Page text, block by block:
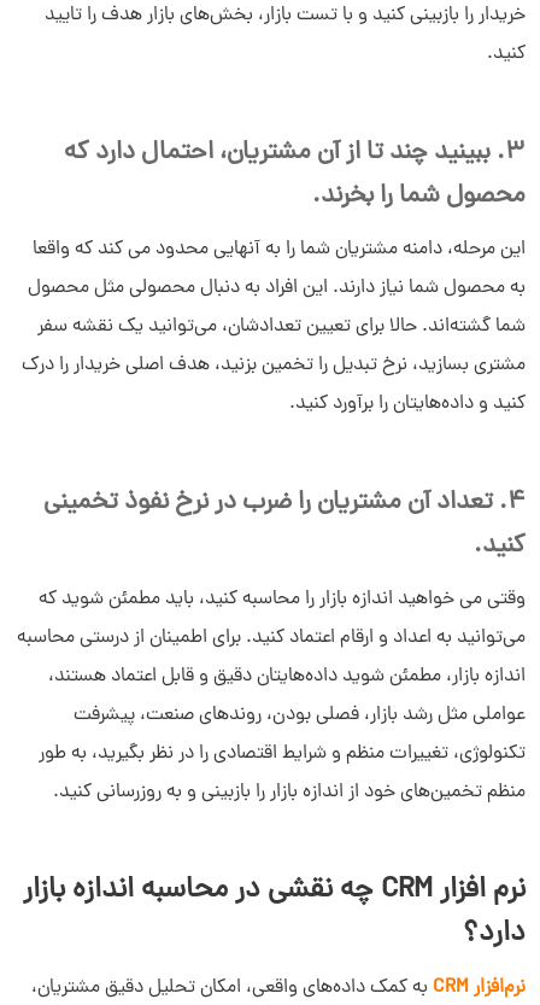
خریدار را بازبینی کنید و با تست بازار، بخش‌های بازار هدف را تایید
کنید.
3. ببینید چند تا از آن مشتریان، احتمال دارد که
محصول شما را بخرند.
این مرحله، دامنه مشتریان شما را به آنهایی محدود می کند که واقعا
به محصول شما نیاز دارند. این افراد به دنبال محصولی مثل محصول
شما گشته‌اند. حالا برای تعیین تعدادشان، می‌توانید یک نقشه سفر
مشتری بسازید، نرخ تبدیل را تخمین بزنید، هدف اصلی خریدار را درک
کنید و داده‌هایتان را برآورد کنید.
4. تعداد آن مشتریان را ضرب در نرخ نفوذ تخمینی
کنید.
وقتی می خواهید اندازه بازار را محاسبه کنید، باید مطمئن شوید که
می‌توانید به اعداد و ارقام اعتماد کنید. برای اطمینان از درستی محاسبه
اندازه بازار، مطمئن شوید داده‌هایتان دقیق و قابل اعتماد هستند،
عواملی مثل رشد بازار، فصلی بودن، روندهای صنعت، پیشرفت
تکنولوژی، تغییرات منظم و شرایط اقتصادی را در نظر بگیرید، به طور
منظم تخمین‌های خود از اندازه بازار را بازبینی و به روزرسانی کنید.
نرم افزار CRM چه نقشی در محاسبه اندازه بازار
دارد؟
نرم‌افزار CRM
به کمک داده‌های واقعی، امکان تحلیل دقیق مشتریان،